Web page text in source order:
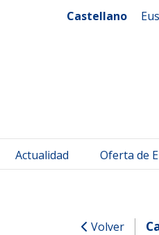
Castellano
Actualidad Oferta de
Volver